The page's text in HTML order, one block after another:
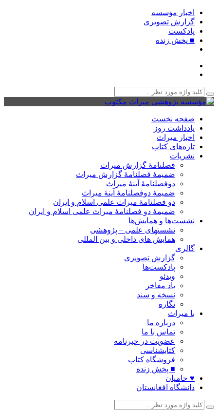
اخبار مؤسسه
گزارش تصویری
پادکست‌
■ پخش زنده
صفحه نخست
یادداشت روز
اخبار میراث
تازه‌های کتاب
نشریات
فصلنامۀ گزارش میراث
ضمیمۀ فصلنامۀ گزارش میراث
دوفصلنامۀ آینۀ میراث
ضمیمۀ دوفصلنامۀ آینۀ میراث
دو فصلنامۀ میراث علمی اسلام و ایران
ضمیمۀ دو فصلنامۀ میراث علمی اسلام و ایران
نشست‌ها و همایش‌ها
نشستهای علمی – پژوهشی
همایش های داخلی و بین المللی
گالری
گزارش تصویری
پادکست‌ها
ویدئو
یاد مفاخر
نسخه و سند
نگاره
با میراث
درباره ما
تماس با ما
عضویت در خبرنامه
کتابشناسی
فروشگاه کتاب
■ پخش زنده
♥ حامیان
دانشگاه افغانستان